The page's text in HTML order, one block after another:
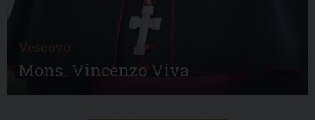
Vescovo
Mons. Vincenzo Viva